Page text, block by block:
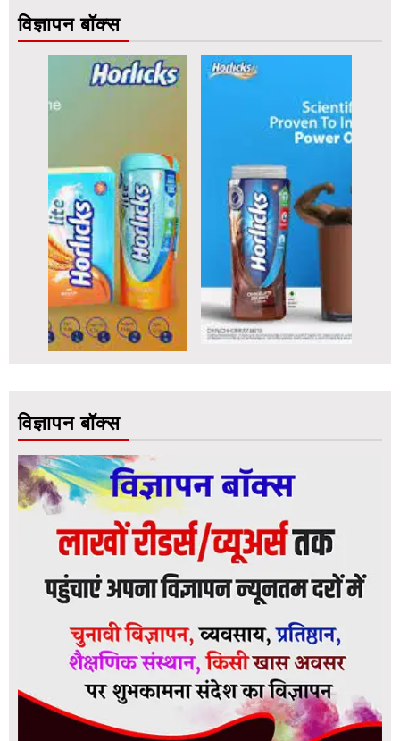
विज्ञापन बॉक्स
विज्ञापन बॉक्स